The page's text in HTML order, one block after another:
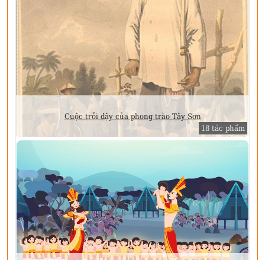
Cuộc trỗi dậy của phong trào Tây Sơn
18 tác phẩm